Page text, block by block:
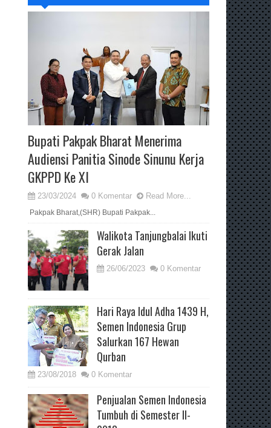
Bupati Pakpak Bharat Menerima
Audiensi Panitia Sinode Sinunu Kerja
GKPPD Ke XI
23/03/2024 0 Komentar Read More...
Pakpak Bharat,(SHR) Bupati Pakpak...
Walikota Tanjungbalai Ikuti
Gerak Jalan
26/06/2023 0 Komentar
Hari Raya Idul Adha 1439 H,
Semen Indonesia Grup
Salurkan 167 Hewan
Qurban
23/08/2018 0 Komentar
Penjualan Semen Indonesia
Tumbuh di Semester II-